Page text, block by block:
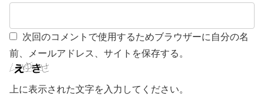
次回のコメントで使用するためブラウザーに自分の名
前、メールアドレス、サイトを保存する。
上に表示された文字を入力してください。